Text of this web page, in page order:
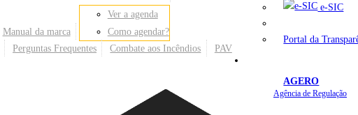
e-SIC
Portal da
AGERO
Agência de Regulação
Manual da marca
Ver a agenda
Como agendar?
Perguntas Frequentes Combate aos Incêndios PAV